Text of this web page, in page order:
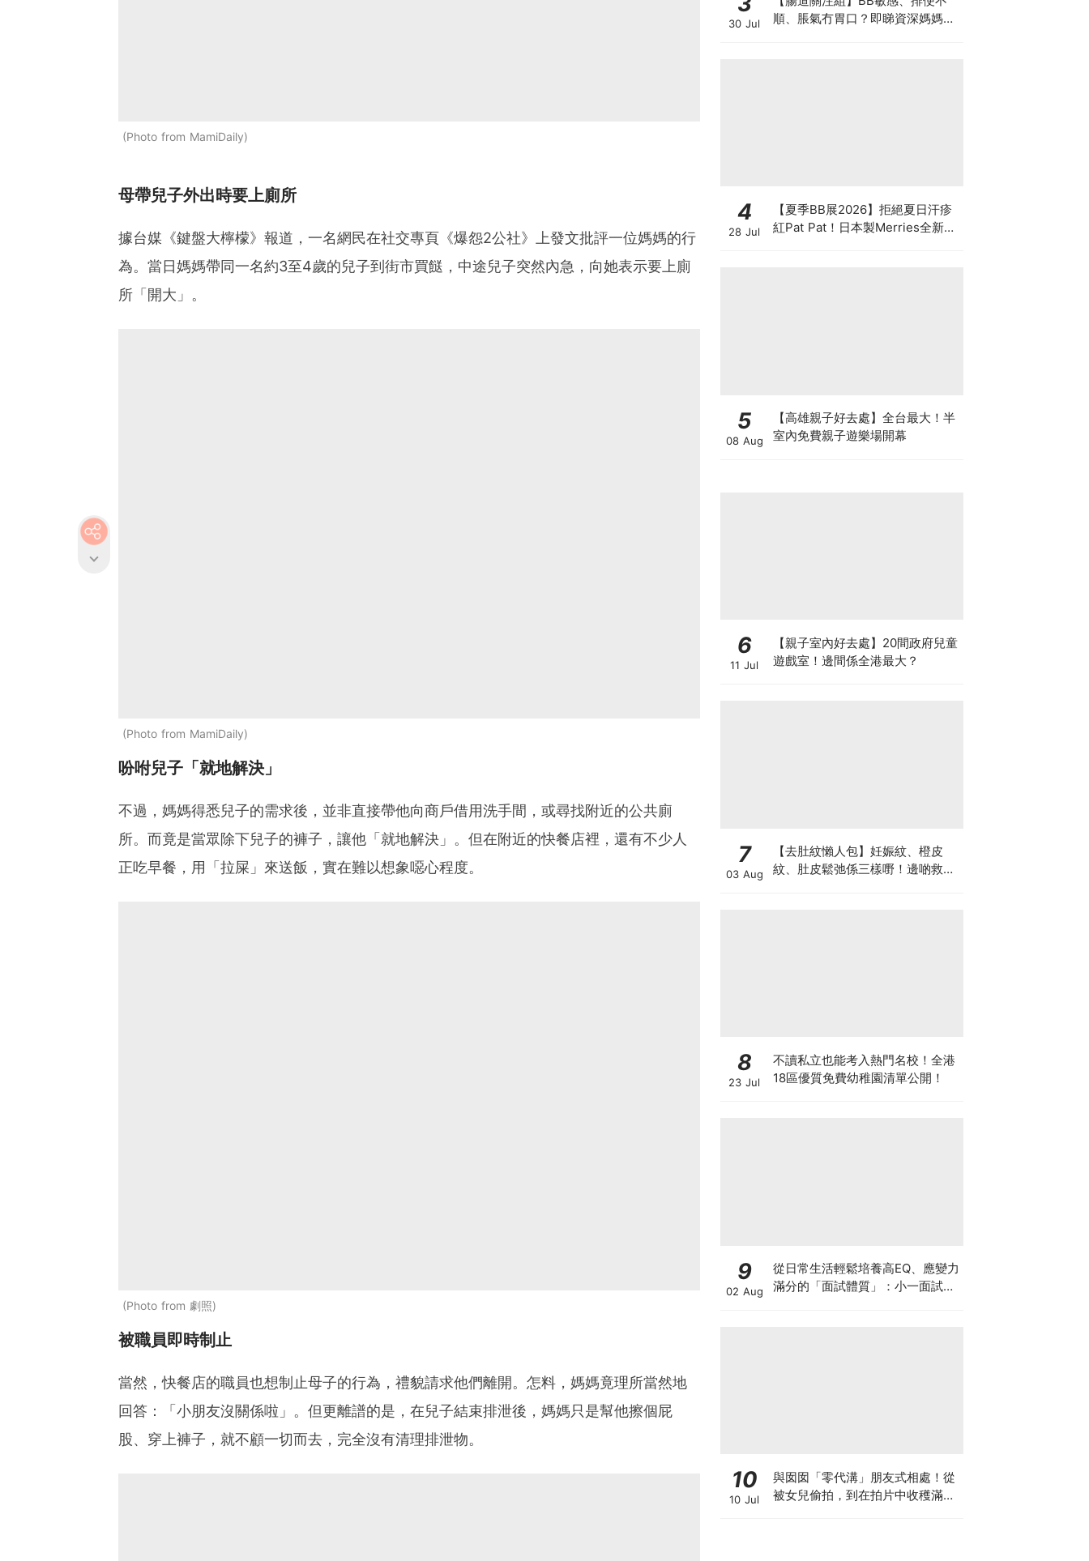
Photo from MamiDaily
母帶兒子外出時要上廁所
據台媒《鍵盤大檸檬》報道，一名網民在社交專頁《爆怨2公社》上發文批評一位媽媽的行
為。當日媽媽帶同一名約3至4歲的兒子到街市買餸，中途兒子突然內急，向她表示要上廁
所「開大」。
Photo from MamiDaily
吩咐兒子「就地解決」
不過，媽媽得悉兒子的需求後，並非直接帶他向商戶借用洗手間，或尋找附近的公共廁
所。而竟是當眾除下兒子的褲子，讓他「就地解決」。但在附近的快餐店裡，還有不少人
正吃早餐，用「拉屎」來送飯，實在難以想象噁心程度。
Photo from 劇照
被職員即時制止
當然，快餐店的職員也想制止母子的行為，禮貌請求他們離開。怎料，媽媽竟理所當然地
回答：「小朋友沒關係啦」。但更離譜的是，在兒子結束排泄後，媽媽只是幫他擦個屁
股、穿上褲子，就不顧一切而去，完全沒有清理排泄物。
30 Jul
順、脹氣冇胃口？即睇資深媽媽分
4
28 Jul
【夏季BB展2026】拒絕夏日汗疹
紅Pat Pat！日本製Merries全新超
5
08 Aug
【高雄親子好去處】全台最大！半
室內免費親子遊樂場開幕
6
11 Jul
【親子室內好去處】20間政府兒童
遊戲室！邊間係全港最大？
7
03 Aug
【去肚紋懶人包】妊娠紋、橙皮
紋、肚皮鬆弛係三樣嘢！邊啲救得
8
23 Jul
不讀私立也能考入熱門名校！全港
18區優質免費幼稚園清單公開！
9
02 Aug
從日常生活輕鬆培養高EQ、應變力
滿分的「面試體質」：小一面試最
10
10 Jul
與囡囡「零代溝」朋友式相處！從
被女兒偷拍，到在拍片中收穫滿足